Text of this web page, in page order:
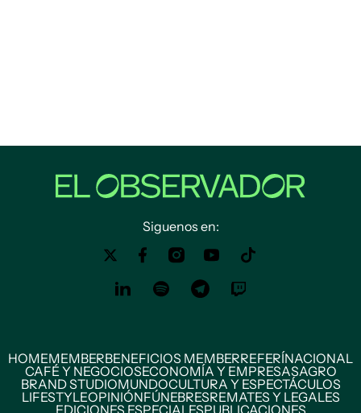
Siguenos en:
HOMEMEMBERBENEFICIOS MEMBERREFERÍNACIONAL
CAFÉ Y NEGOCIOSECONOMÍA Y EMPRESASAGRO
BRAND STUDIOMUNDOCULTURA Y ESPECTÁCULOS
LIFESTYLEOPINIÓNFÚNEBRESREMATES Y LEGALES
EDICIONES ESPECIALESPUBLICACIONES